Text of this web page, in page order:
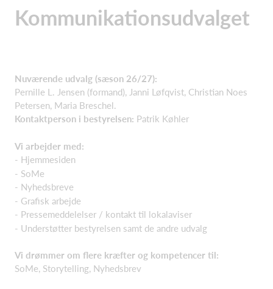
Kommunikationsudvalget
Nuværende udvalg (sæson 26/27):
Pernille L. Jensen (formand), Janni Løfqvist, Christian Noes
Petersen, Maria Breschel.
Kontaktperson i bestyrelsen: Patrik Køhler
Vi arbejder med:
- Hjemmesiden
- SoMe
- Nyhedsbreve
- Grafisk arbejde
- Pressemeddelelser / kontakt til lokalaviser
- Understøtter bestyrelsen samt de andre udvalg
Vi drømmer om flere kræfter og kompetencer til:
SoMe, Storytelling, Nyhedsbrev